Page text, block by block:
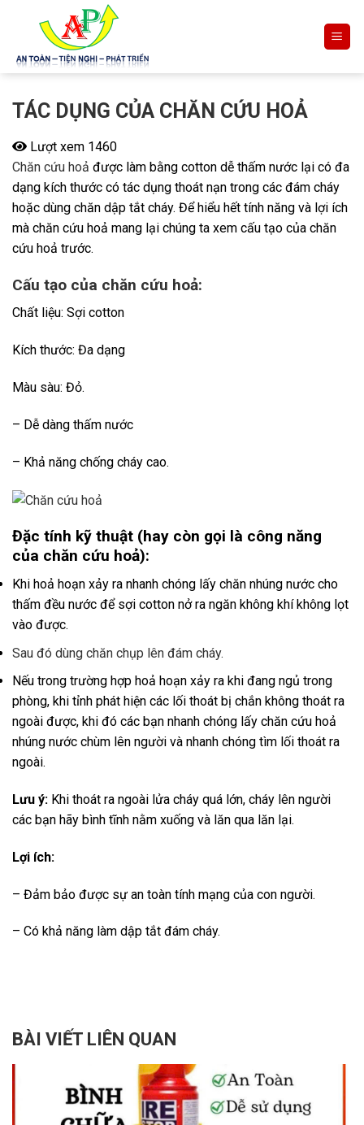
TÁC DỤNG CỦA CHĂN CỨU HOẢ
Lượt xem 1460
Chăn cứu hoả được làm bằng cotton dễ thấm nước lại có đa
dạng kích thước có tác dụng thoát nạn trong các đám cháy
hoặc dùng chăn dập tắt cháy. Để hiểu hết tính năng và lợi ích
mà chăn cứu hoả mang lại chúng ta xem cấu tạo của chăn
cứu hoả trước.
Cấu tạo của chăn cứu hoả:
Chất liệu: Sợi cotton
Kích thước: Đa dạng
Màu sàu: Đỏ.
– Dễ dàng thấm nước
– Khả năng chống cháy cao.
Đặc tính kỹ thuật (hay còn gọi là công năng
của chăn cứu hoả):
Khi hoả hoạn xảy ra nhanh chóng lấy chăn nhúng nước cho
thấm đều nước để sợi cotton nở ra ngăn không khí không lọt
vào được.
Sau đó dùng chăn chụp lên đám cháy.
Nếu trong trường hợp hoả hoạn xảy ra khi đang ngủ trong
phòng, khi tỉnh phát hiện các lối thoát bị chắn không thoát ra
ngoài được, khi đó các bạn nhanh chóng lấy chăn cứu hoả
nhúng nước chùm lên người và nhanh chóng tìm lối thoát ra
ngoài.
Lưu ý: Khi thoát ra ngoài lửa cháy quá lớn, cháy lên người
các bạn hãy bình tĩnh nằm xuống và lăn qua lăn lại.
Lợi ích:
– Đảm bảo được sự an toàn tính mạng của con người.
– Có khả năng làm dập tắt đám cháy.
BÀI VIẾT LIÊN QUAN